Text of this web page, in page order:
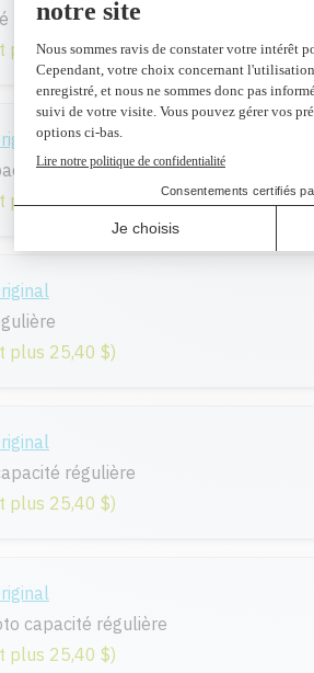
régulière
plus 25,40 $)
régulière
plus 25,40 $)
plus 25,40 $)
régulière
plus 25,40 $)
capacité régulière
plus 25,40 $)